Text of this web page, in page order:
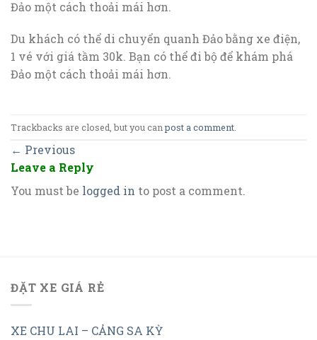
Đảo một cách thoải mái hơn.
Du khách có thể di chuyển quanh Đảo bằng xe điện,
1 vé với giá tầm 30k. Bạn có thể đi bộ để khám phá
Đảo một cách thoải mái hơn.
Trackbacks are closed, but you canpost a comment
← Previous
Leave a Reply
You must be logged in to post a comment.
ĐẶT XE GIÁ RẺ
XE CHU LAI – CẢNG SA KỲ